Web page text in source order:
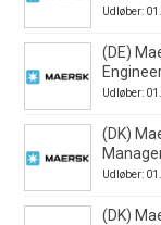
Udløber:
(DE)
Udløber:
(DK)
Udløber:
(DK)